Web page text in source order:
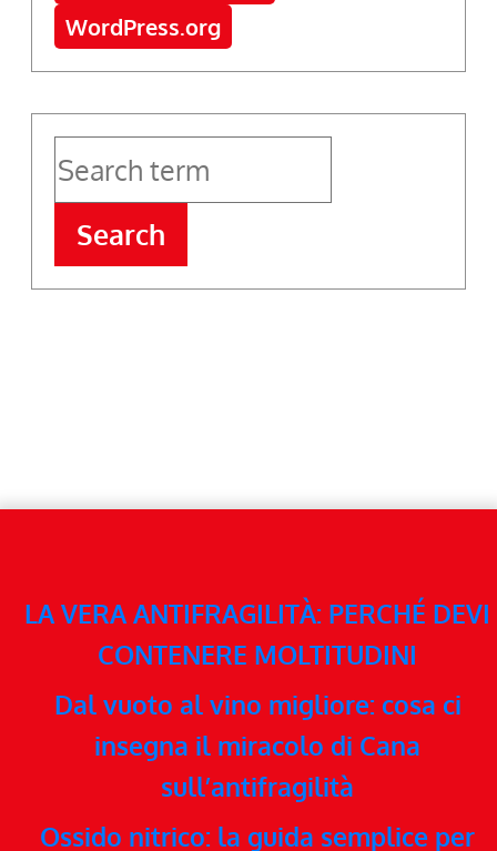
WordPress.org
Search
LA VERA ANTIFRAGILITÀ: PERCHÉ DEVI
CONTENERE MOLTITUDINI
Dal vuoto al vino migliore: cosa ci
insegna il miracolo di Cana
sull’antifragilità
Ossido nitrico: la guida semplice per